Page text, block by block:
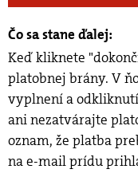
Čo sa stane ďalej:
Keď kliknete
platobnej brány. V
vyplnení a
ani nezatvárajte
oznam, že platba
na e-mail prídu